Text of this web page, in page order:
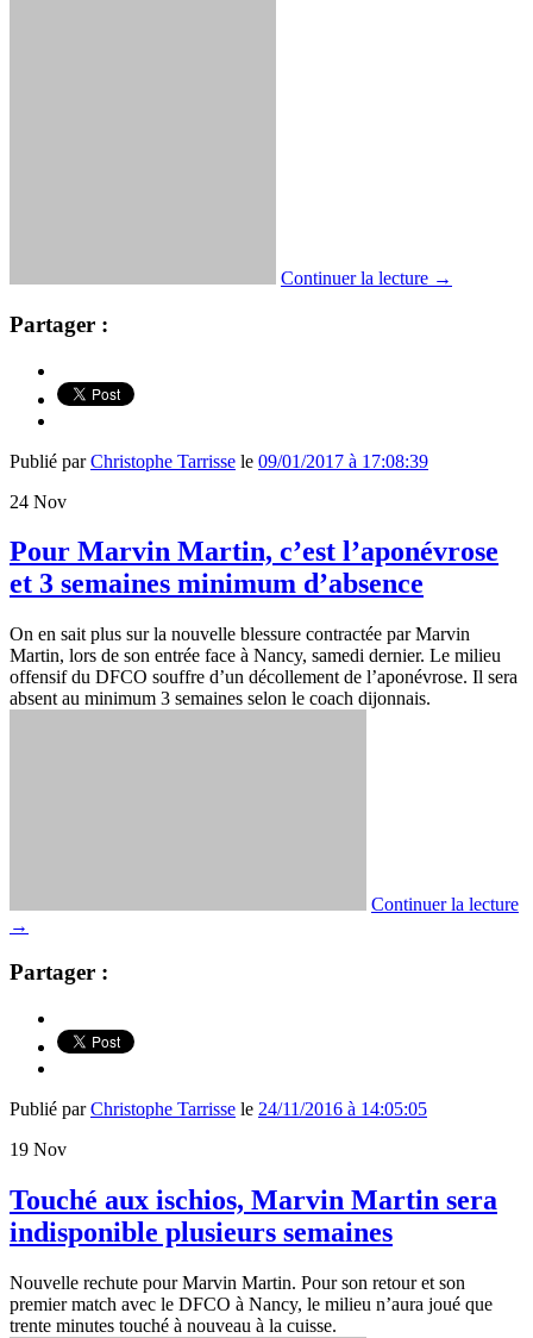
Continuer la lecture →
Partager :
Publié parChristophe Tarrisse le 09/01/2017 à 17:08:39
24 Nov
Pour Marvin Martin, c’est l’aponévrose
et 3 semaines minimum d’absence
On en sait plus sur la nouvelle blessure contractée par Marvin
Martin, lors de son entrée face à Nancy, samedi dernier. Le milieu
offensif du DFCO souffre d’un décollement de l’aponévrose. Il sera
absent au minimum 3 semaines selon le coach dijonnais.
Continuer la lecture
→
Partager :
Publié parChristophe Tarrisse le 24/11/2016 à 14:05:05
19 Nov
Touché aux ischios, Marvin Martin sera
indisponible plusieurs semaines
Nouvelle rechute pour Marvin Martin. Pour son retour et son
premier match avec le DFCO à Nancy, le milieu n’aura joué que
trente minutes touché à nouveau à la cuisse.